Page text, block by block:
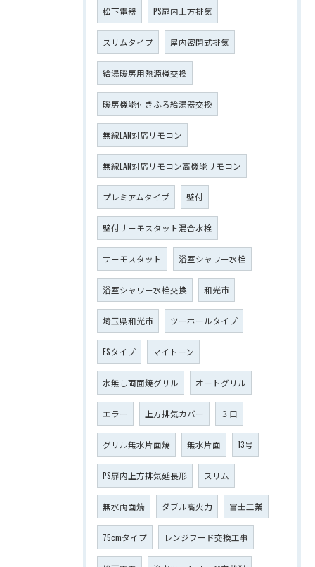
松下電器 PS扉内上方排気
スリムタイプ 屋内密閉式排気
給湯暖房用熱源機交換
暖房機能付きふろ給湯器交換
無線LAN対応リモコン
無線LAN対応リモコン高機能リモコン
プレミアムタイプ 壁付
壁付サーモスタット混合水栓
サーモスタット 浴室シャワー水栓
浴室シャワー水栓交換 和光市
埼玉県和光市 ツーホールタイプ
FSタイプ マイトーン
水無し両面焼グリル オートグリル
エラー 上方排気カバー ３口
グリル無水片面焼 無水片面 13号
PS扉内上方排気延長形 スリム
無水両面焼 ダブル高火力 富士工業
75cmタイプ レンジフード交換工事